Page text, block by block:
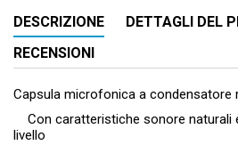
DESCRIZIONE
DETTAGLI DEL
RECENSIONI
Capsula microfonica a condensatore
Con caratteristiche sonore naturali
livello